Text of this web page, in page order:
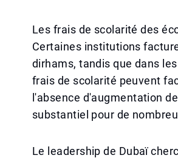
Les frais de scolarité des
Certaines institutions
dirhams, tandis que dans
frais de scolarité peuvent
l'absence d'augmentation
substantiel pour de
Le leadership de Dubaï